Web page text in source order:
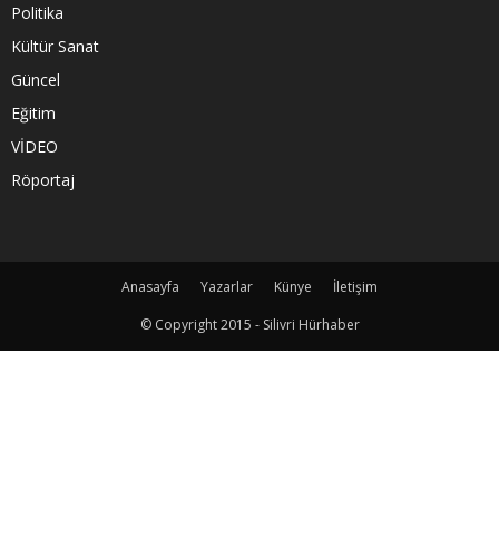
Politika
Kültür Sanat
Güncel
Eğitim
VİDEO
Röportaj
Anasayfa Yazarlar Künye
İletişim
© Copyright 2015 - Silivri Hürhaber